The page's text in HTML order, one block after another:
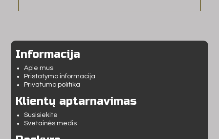
Informacija
Apie mus
Pristatymo informacija
Privatumo politika
Klientų aptarnavimas
Susisiekite
Svetainės medis